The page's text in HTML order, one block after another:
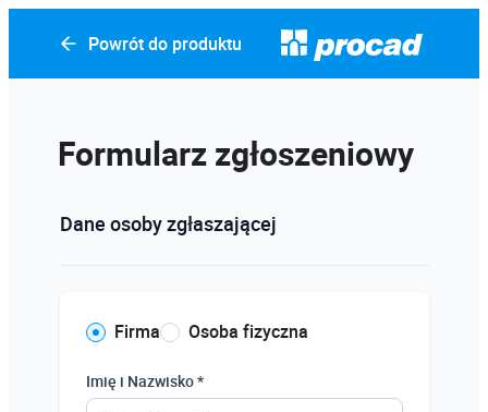
Powrót do produktu
Formularz zgłoszeniowy
Dane osoby zgłaszającej
Firma Osoba fizyczna
Imię i Nazwisko *